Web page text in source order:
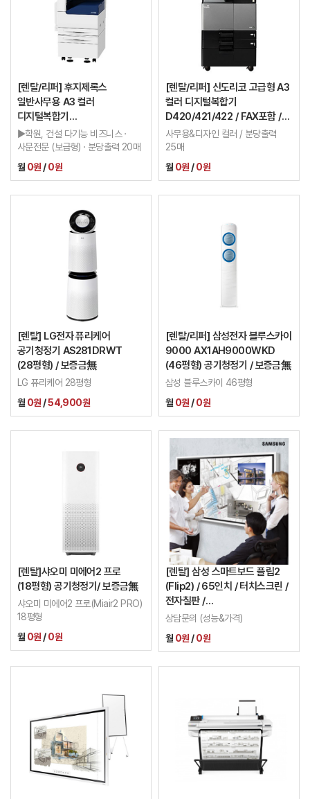
[렌탈/리퍼] 후지제록스
일반사무용 A3 컬러
디지털복합기
DCC2260/2263/2265 /
FAX포함 / 보증금20만 /
이월카운터 적용가능 / 2년
▶학원, 건설 다기능 비즈니스 ·
사문전문 (보급형) · 분당출력 20매
월 0원 /0원
[렌탈/리퍼] 신도리코 고급형 A3
컬러 디지털복합기
D420/421/422 / FAX포함 /
보증금20만
사무용&디자인 컬러 / 분당출력
25매
월 0원 /0원
[렌탈] LG전자 퓨리케어
공기청정기 AS281DRWT
(28평형) / 보증금無
LG 퓨리케어 28평형
월 0원 /54,900원
[렌탈/리퍼] 삼성전자 블루스카이
9000 AX1AH9000WKD
(46평형) 공기청정기 / 보증금無
삼성 블루스카이 46평형
월 0원 /0원
[렌탈]샤오미 미에어2 프로
(18평형) 공기청정기/ 보증금無
샤오미 미에어2 프로(Miair2 PRO)
18평형
월 0원 /0원
[렌탈] 삼성 스마트보드 플립2
(Flip2) / 65인치 / 터치스크린 /
전자칠판 /
LH65WMRWBGCXKR
상담문의 (성능&가격)
월 0원 /0원